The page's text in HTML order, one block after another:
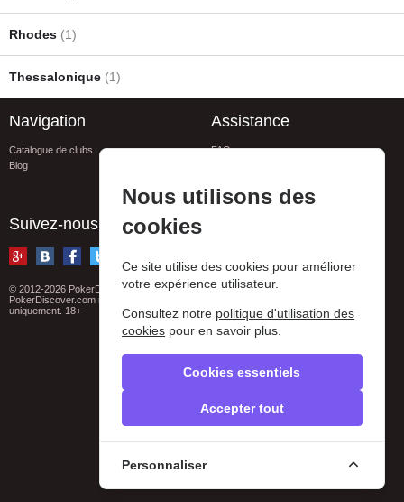
Rhodes (1)
Thessalonique (1)
Navigation
Catalogue de clubs
Blog
Assistance
FAQ
Privacy policy
Suivez-nous
© 2012-2026 PokerDiscover.com. Tous droits réservés
PokerDiscover.com n'est pas un organisateur de jeux. Le site est à titre informatif
uniquement. 18+
Nous utilisons des
cookies
Ce site utilise des cookies pour améliorer
votre expérience utilisateur.
Consultez notre politique d'utilisation des
cookies pour en savoir plus.
Cookies essentiels
Accepter tout
Personnaliser